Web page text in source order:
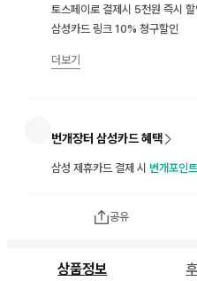
토스페이로 결제시 5천원 즉시 할
삼성카드 링크 10% 청구할인
더보기
번개장터 삼성카드 혜택
삼성 제휴카드 결제 시 번개포인
공유
상품정보